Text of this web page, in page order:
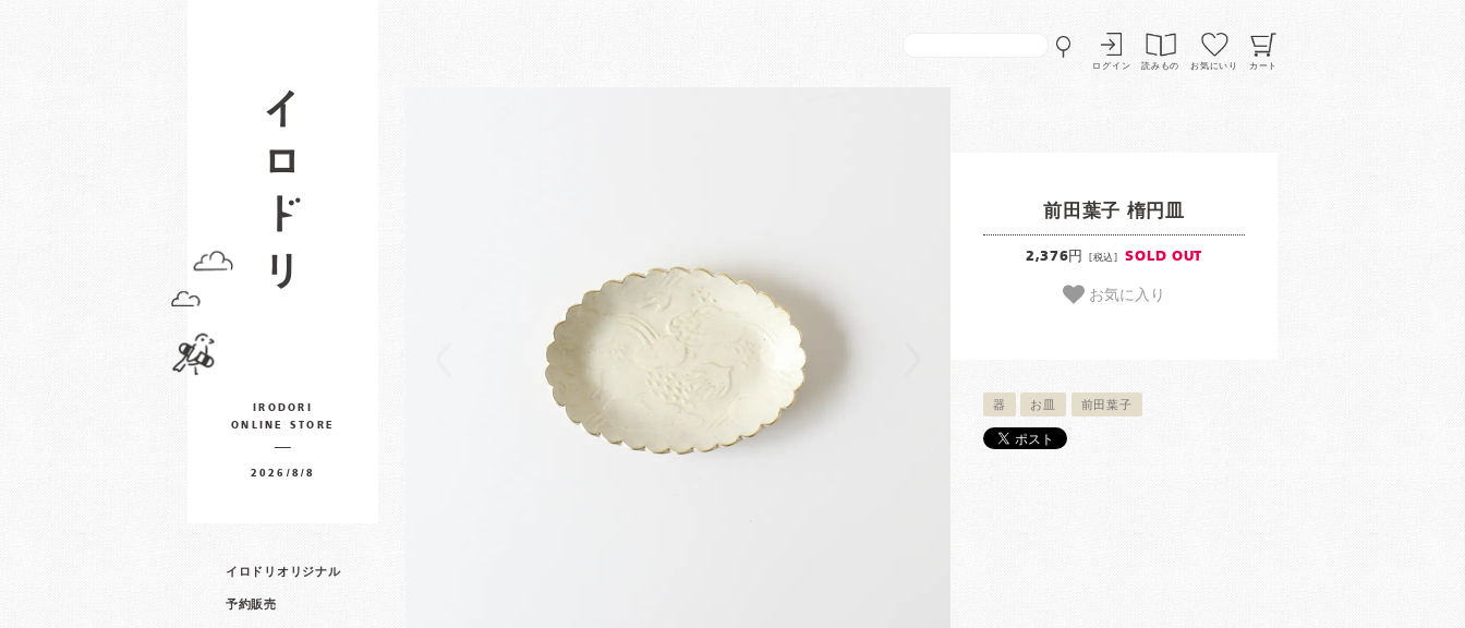
ログイン 読みもの お気にいり カート
IRODORI
ONLINE STORE
2026/8/8
イロドリオリジナル
予約販売
前田葉子 楕円皿
2,376円 [税込] SOLD OUT
お気に入り
器 お皿 前田葉子